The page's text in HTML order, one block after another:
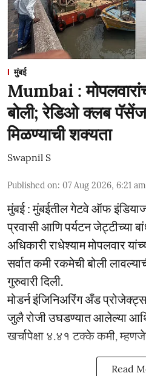
मुंबई
Mumbai :
बोली; रेडिओ क्लब
मिळण्याची शक्यता
Swapnil S
Published on: 07 Aug 2026, 6:21 am
मुंबई : मुंबईतील गेटवे ऑफ
प्रवासी आणि पर्यटन जेट्टीच्या
अधिकारी राधेश्याम मोपलवार
सर्वात कमी रकमेची बोली
गुरुवारी दिली.
मोडर्न इंजिनिअरिंग अँड
जुलै रोजी उघडण्यात आलेल्या
खर्चापेक्षा ४.४१ टक्के कमी,
Read